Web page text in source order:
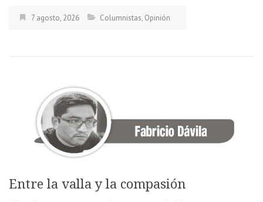
7 agosto, 2026 Columnistas, Opinión
Entre la valla y la compasión